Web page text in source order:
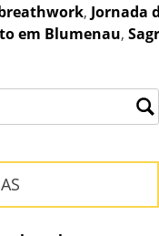
, Jornada
em Blumenau,